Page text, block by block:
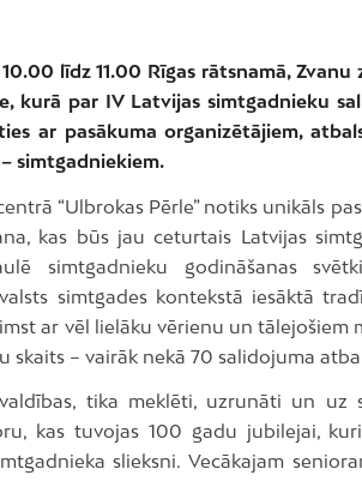
līdz 11.00 Rīgas rātsnamā, Zvanu
kurā par IV Latvijas simtgadnieku
ar pasākuma organizētājiem,
simtgadniekiem.
“Ulbrokas Pērle” notiks unikāls
kas būs jau ceturtais Latvijas
simtgadnieku godināšanas
simtgades kontekstā iesāktā
ar vēl lielāku vērienu un tālejošiem
skaits – vairāk nekā 70 salidojuma
tika meklēti, uzrunāti un uz
kas tuvojas 100 gadu jubilejai,
slieksni. Vecākajam